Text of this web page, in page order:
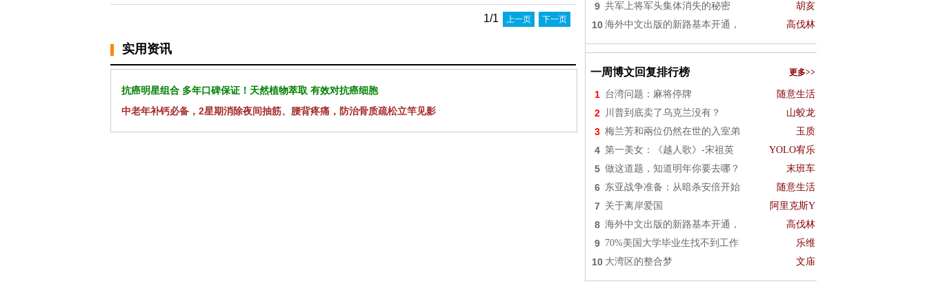
1/1 上一页 下一页
实用资讯
抗癌明星组合 多年口碑保证！天然植物萃取 有效对抗癌细胞
中老年补钙必备，2星期消除夜间抽筋、腰背疼痛，防治骨质疏松立竿见影
9 共军上将军头集体消失的秘密 胡亥
10 海外中文出版的新路基本开通， 高伐林
一周博文回复排行榜 更多>>
1 台湾问题：麻将停牌 随意生活
2 川普到底卖了乌克兰没有？ 山蛟龙
3 梅兰芳和兩位仍然在世的入室弟 玉质
4 第一美女：《越人歌》-宋祖英 YOLO宥乐
5 做这道题，知道明年你要去哪？ 末班车
6 东亚战争准备：从暗杀安倍开始 随意生活
7 关于离岸爱国 阿里克斯Y
8 海外中文出版的新路基本开通， 高伐林
9 70%美国大学毕业生找不到工作 乐维
10 大湾区的整合梦 文庙